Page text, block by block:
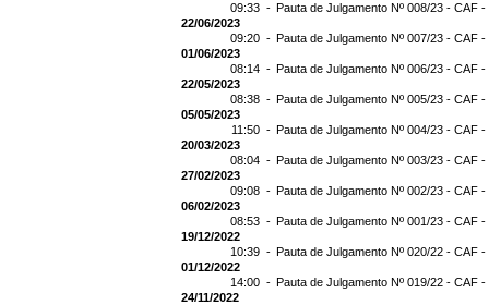
09:33 - Pauta de Julgamento Nº 008/23 - CAF
22/06/2023
09:20 - Pauta de Julgamento Nº 007/23 - CAF
01/06/2023
08:14 - Pauta de Julgamento Nº 006/23 - CAF
22/05/2023
08:38 - Pauta de Julgamento Nº 005/23 - CAF
05/05/2023
11:50 - Pauta de Julgamento Nº 004/23 - CAF -
20/03/2023
08:04 - Pauta de Julgamento Nº 003/23 - CAF
27/02/2023
09:08 - Pauta de Julgamento Nº 002/23 - CAF
06/02/2023
08:53 - Pauta de Julgamento Nº 001/23 - CAF
19/12/2022
10:39 - Pauta de Julgamento Nº 020/22 - CAF
01/12/2022
14:00 - Pauta de Julgamento Nº 019/22 - CAF
24/11/2022